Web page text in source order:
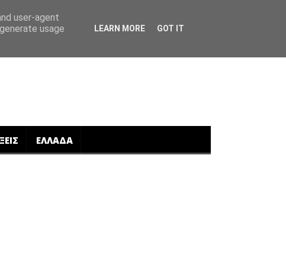
ΕΛΛΑΔΑ
user-agent
usage
LEARN MORE GOT IT